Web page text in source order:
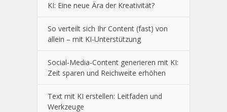
KI: Eine neue Ära der Kreativität?
So verteilt sich Ihr Content (fast) von
allein – mit KI-Unterstützung
Social-Media-Content generieren mit KI:
Zeit sparen und Reichweite erhöhen
Text mit KI erstellen: Leitfaden und
Werkzeuge